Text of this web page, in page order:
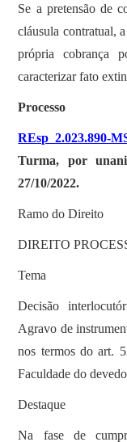
Se a pretensão de
cláusula contratual,
própria cobrança
caracterizar fato
Processo
REsp 2.023.890-
Turma, por
27/10/2022.
Ramo do Direito
DIREITO
Tema
Decisão
Agravo de
nos termos do art.
Faculdade do
Destaque
Na fase de